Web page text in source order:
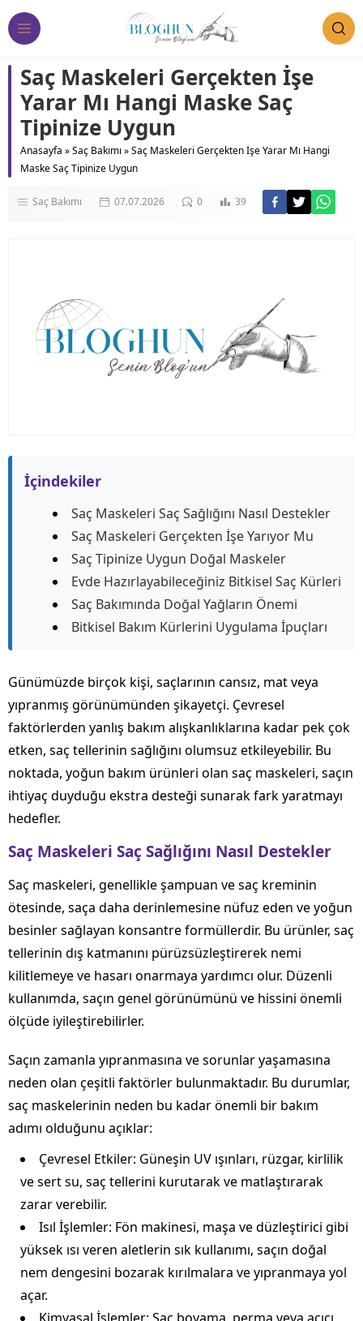
Saç Maskeleri Gerçekten İşe
Yarar Mı Hangi Maske Saç
Tipinize Uygun
Anasayfa »Saç Bakımı »Saç Maskeleri Gerçekten İşe Yarar Mı Hangi
Maske Saç Tipinize Uygun
Saç Bakımı 07.07.2026 0 39
İçindekiler
Saç Maskeleri Saç Sağlığını Nasıl Destekler
Saç Maskeleri Gerçekten İşe Yarıyor Mu
Saç Tipinize Uygun Doğal Maskeler
Evde Hazırlayabileceğiniz Bitkisel Saç Kürleri
Saç Bakımında Doğal Yağların Önemi
Bitkisel Bakım Kürlerini Uygulama İpuçları
Günümüzde birçok kişi, saçlarının cansız, mat veya
yıpranmış görünümünden şikayetçi. Çevresel
faktörlerden yanlış bakım alışkanlıklarına kadar pek çok
etken, saç tellerinin sağlığını olumsuz etkileyebilir. Bu
noktada, yoğun bakım ürünleri olan saç maskeleri, saçın
ihtiyaç duyduğu ekstra desteği sunarak fark yaratmayı
hedefler.
Saç Maskeleri Saç Sağlığını Nasıl Destekler
Saç maskeleri, genellikle şampuan ve saç kreminin
ötesinde, saça daha derinlemesine nüfuz eden ve yoğun
besinler sağlayan konsantre formüllerdir. Bu ürünler, saç
tellerinin dış katmanını pürüzsüzleştirerek nemi
kilitlemeye ve hasarı onarmaya yardımcı olur. Düzenli
kullanımda, saçın genel görünümünü ve hissini önemli
ölçüde iyileştirebilirler.
Saçın zamanla yıpranmasına ve sorunlar yaşamasına
neden olan çeşitli faktörler bulunmaktadır. Bu durumlar,
saç maskelerinin neden bu kadar önemli bir bakım
adımı olduğunu açıklar:
Çevresel Etkiler: Güneşin UV ışınları, rüzgar, kirlilik
ve sert su, saç tellerini kurutarak ve matlaştırarak
zarar verebilir.
Isıl İşlemler: Fön makinesi, maşa ve düzleştirici gibi
yüksek ısı veren aletlerin sık kullanımı, saçın doğal
nem dengesini bozarak kırılmalara ve yıpranmaya yol
açar.